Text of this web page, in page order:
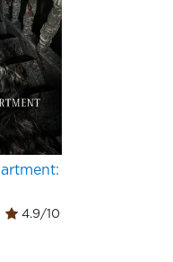
4.9/10